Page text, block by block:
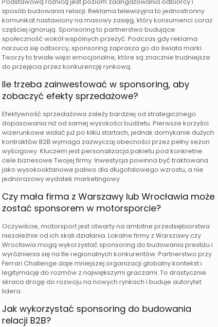
sposób budowania relacji. Reklama telewizyjna to jednostronny
komunikat nastawiony na masowy zasięg, który konsumenci coraz
częściej ignorują. Sponsoring to partnerstwo budujące
społeczność wokół wspólnych przeżyć. Podczas gdy reklama
narzuca się odbiorcy, sponsoring zaprasza go do świata marki.
Tworzy to trwałe więzi emocjonalne, które są znacznie trudniejsze
do przejęcia przez konkurencję rynkową.
Ile trzeba zainwestować w sponsoring, aby
zobaczyć efekty sprzedażowe?
Efektywność sprzedażowa zależy bardziej od strategicznego
dopasowania niż od samej wysokości budżetu. Pierwsze korzyści
wizerunkowe widać już po kilku startach, jednak domykanie dużych
kontraktów B2B wymaga zazwyczaj obecności przez pełny sezon
wyścigowy. Kluczem jest personalizacja pakietu pod konkretne
cele biznesowe Twojej firmy. Inwestycja powinna być traktowana
jako wysokooktanowe paliwo dla długofalowego wzrostu, a nie
jednorazowy wydatek marketingowy.
Czy mała firma z Warszawy lub Wrocławia może
zostać sponsorem w motorsporcie?
Oczywiście, motorsport jest otwarty na ambitne przedsiębiorstwa
niezależnie od ich skali działania. Lokalne firmy z Warszawy czy
Wrocławia mogą wykorzystać sponsoring do budowania prestiżu i
wyróżnienia się na tle regionalnych konkurentów. Partnerstwo przy
Ferrari Challenge daje mniejszej organizacji globalny kontekst i
legitymację do rozmów z największymi graczami. To drastycznie
skraca drogę do rozwoju na nowych rynkach i buduje autorytet
lidera.
Jak wykorzystać sponsoring do budowania
relacji B2B?